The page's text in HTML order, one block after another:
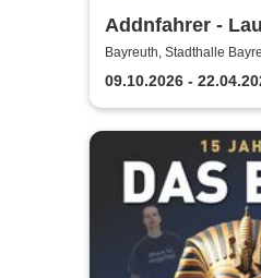
Addnfahrer -
Gschicht'n
Bayreuth, Stadthalle
09.10.2026 -